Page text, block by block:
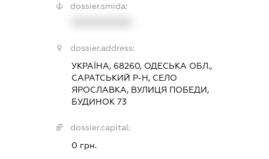
dossier.smida:
dossier.address:
УКРАЇНА, 68260, ОДЕСЬКА ОБЛ.,
САРАТСЬКИЙ Р-Н, СЕЛО
ЯРОСЛАВКА, ВУЛИЦЯ ПОБЕДИ,
БУДИНОК 73
dossier.capital:
0 грн.